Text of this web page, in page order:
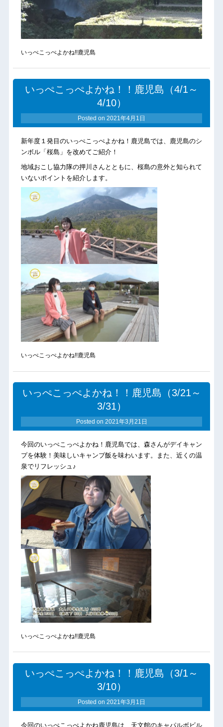
いっぺこっぺよかね!!鹿児島
いっぺこっぺよかね！！鹿児島（4/1～
4/10）
Posted on 2021年4月1日
新年度１発目のいっぺこっぺよかね！鹿児島では、鹿児島のシ
ンボル「桜島」を改めてご紹介！
地域おこし協力隊の押川さんとともに、桜島の意外と知られて
いないポイントを紹介します。
いっぺこっぺよかね!!鹿児島
いっぺこっぺよかね！！鹿児島（3/21～
3/31）
Posted on 2021年3月21日
今回のいっぺこっぺよかね！鹿児島では、森さんがデイキャン
プを体験！美味しいキャンプ飯を味わいます。また、近くの温
泉でリフレッシュ♪
いっぺこっぺよかね!!鹿児島
いっぺこっぺよかね！！鹿児島（3/1～
3/10）
Posted on 2021年3月1日
今回のいっぺこっぺよかね鹿児島は、天文館のキャパルボビル